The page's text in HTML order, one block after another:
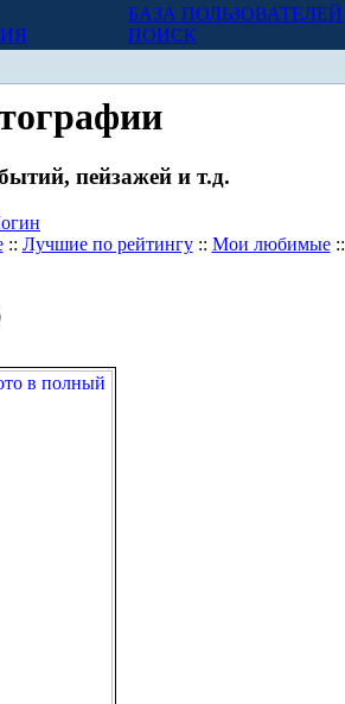
БАЗА ПОЛЬЗОВАТЕЛЕЙ
ПОИСК
пейзажей и т.д.
:: Лучшие по рейтингу:: Мои любимые::